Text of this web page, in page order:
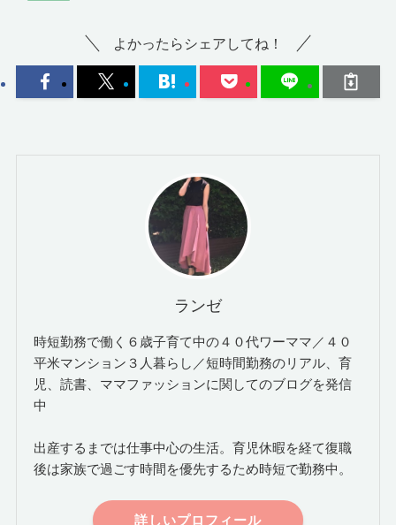
よかったらシェアしてね！
ランゼ
時短勤務で働く６歳子育て中の４０代ワーママ／４０
平米マンション３人暮らし／短時間勤務のリアル、育
児、読書、ママファッションに関してのブログを発信
中
出産するまでは仕事中心の生活。育児休暇を経て復職
後は家族で過ごす時間を優先するため時短で勤務中。
詳しいプロフィール